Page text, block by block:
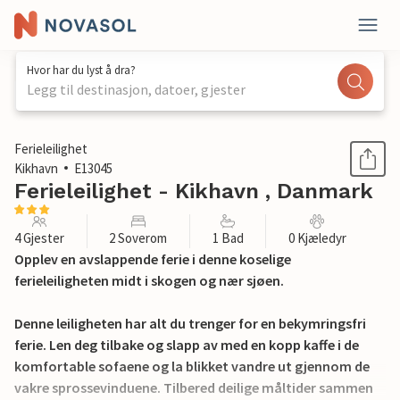
Hvor har du lyst å dra?
Legg til destinasjon, datoer, gjester
1 / 16
Ferieleilighet
Kikhavn
E13045
Ferieleilighet - Kikhavn , Danmark
4 Gjester 2 Soverom 1 Bad 0 Kjæledyr
Opplev en avslappende ferie i denne koselige
ferieleiligheten midt i skogen og nær sjøen.
Denne leiligheten har alt du trenger for en bekymringsfri
ferie. Len deg tilbake og slapp av med en kopp kaffe i de
komfortable sofaene og la blikket vandre ut gjennom de
vakre sprossevinduene. Tilbered deilige måltider sammen